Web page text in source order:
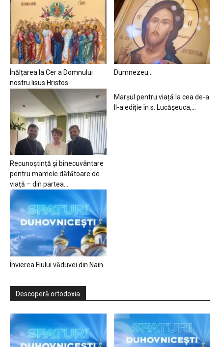
Înălțarea la Cer a Domnului
nostru Iisus Hristos
Dumnezeu…
Recunoștință și binecuvântare
pentru mamele dătătoare de
viață – din partea...
Marșul pentru viață la cea de-a
II-a ediție în s. Lucășeuca,...
Învierea Fiului văduvei din Nain
Descoperă ortodoxia